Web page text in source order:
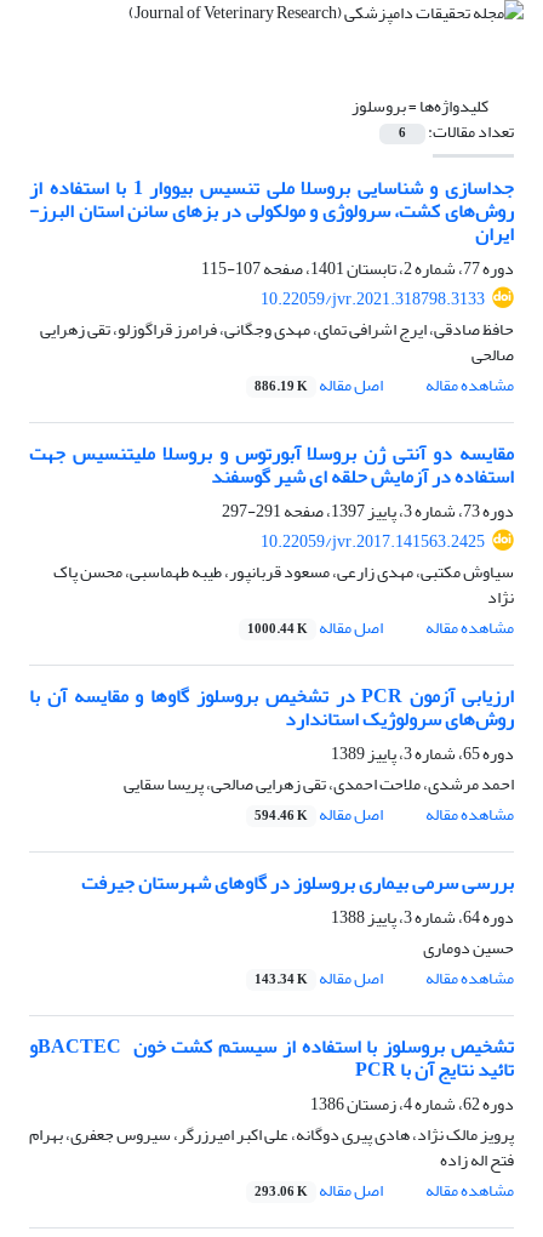
کلیدواژه‌ها =بروسلوز
تعداد مقالات: 6
جداسازی و شناسایی بروسلا ملی تنسیس بیووار 1 با استفاده از
روش‌های کشت، سرولوژی و مولکولی در بزهای سانن استان البرز-
ایران
دوره 77، شماره 2، تابستان 1401، صفحه
107-115
10.22059/jvr.2021.318798.3133
حافظ صادقی، ایرج اشرافی تمای، مهدی وجگانی، فرامرز قراگوزلو، تقی زهرایی
صالحی
مشاهده مقاله
اصل مقاله 886.19 K
مقایسه دو آنتی ژن بروسلا آبورتوس و بروسلا ملیتنسیس جهت
استفاده در آزمایش حلقه ای شیر گوسفند
دوره 73، شماره 3، پاییز 1397، صفحه
291-297
10.22059/jvr.2017.141563.2425
سیاوش مکتبی، مهدی زارعی، مسعود قربانپور، طیبه طهماسبی، محسن پاک
نژاد
مشاهده مقاله
اصل مقاله 1000.44 K
ارزیابی آزمون PCR در تشخیص بروسلوز گاوها و مقایسه آن با
روش‌های سرولوژیک استاندارد
دوره 65، شماره 3، پاییز 1389
احمد مرشدی، ملاحت احمدی، تقی زهرایی صالحی، پریسا سقایی
مشاهده مقاله
اصل مقاله 594.46 K
بررسی سرمی بیماری بروسلوز در گاوهای شهرستان جیرفت
دوره 64، شماره 3، پاییز 1388
حسین دوماری
مشاهده مقاله
اصل مقاله 143.34 K
تشخیص بروسلوز با استفاده از سیستم کشت خون ‌ BACTECو
تائید نتایج آن با PCR
دوره 62، شماره 4، زمستان 1386
پرویز مالک نژاد، هادی پیری دوگانه، علی اکبر امیرزرگر، سیروس جعفری، بهرام
فتح اله زاده
مشاهده مقاله
اصل مقاله 293.06 K